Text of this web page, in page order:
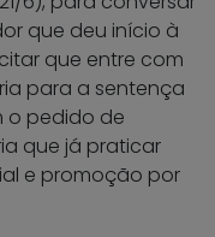
que deu início à
que entre com
para a sentença
o pedido de
que já praticar
e promoção por